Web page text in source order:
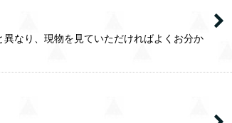
なり、現物を見ていただければよくお分か